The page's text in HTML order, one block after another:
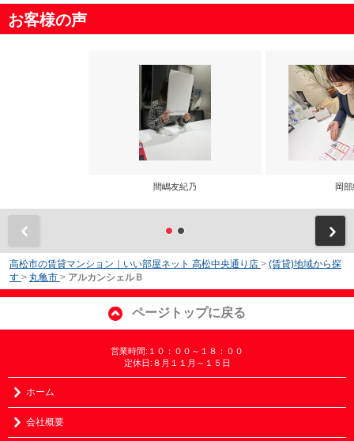
お客様の声
間嶋友紀乃 岡
高松市の賃貸マンション｜いい部屋ネット 高松中央通り店 > (賃貸)地域から探
す > 丸亀市 > アルカンシェルＢ
ページトップに戻る
営業時間:１０：００～１８：００
定休日:８月１１月～１５日
ホーム
会社概要